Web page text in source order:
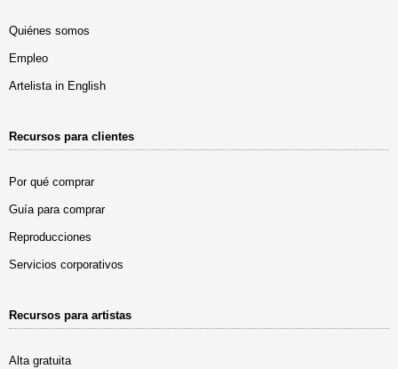
Quiénes somos
Empleo
Artelista in English
Recursos para clientes
Por qué comprar
Guía para comprar
Reproducciones
Servicios corporativos
Recursos para artistas
Alta gratuita